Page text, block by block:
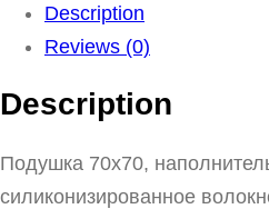
Description
Reviews (0)
Description
Подушка 70х70,
силиконизированное